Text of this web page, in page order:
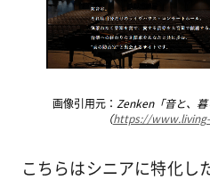
画像引用元： Zenken「音と、暮
（https://
こちらはシニアに特化し